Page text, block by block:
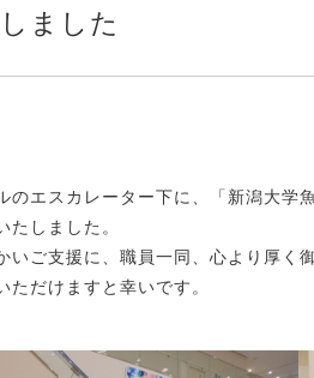
ました
のエスカレーター下に、「新潟大学
たしました。
いご支援に、職員一同、心より厚く
だけますと幸いです。